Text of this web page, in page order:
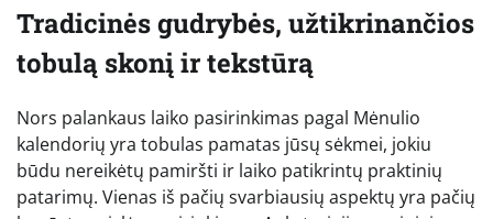
Tradicinės gudrybės, užtikrinančios
tobulą skonį ir tekstūrą
Nors palankaus laiko pasirinkimas pagal Mėnulio
kalendorių yra tobulas pamatas jūsų sėkmei, jokiu
būdu nereikėtų pamiršti ir laiko patikrintų praktinių
patarimų. Vienas iš pačių svarbiausių aspektų yra pačių